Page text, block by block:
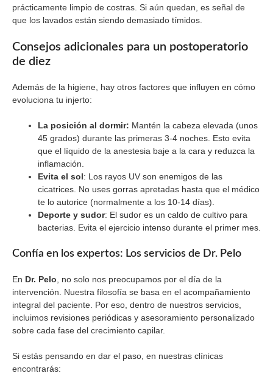
prácticamente limpio de costras. Si aún quedan, es señal de
que los lavados están siendo demasiado tímidos.
Consejos adicionales para un postoperatorio
de diez
Además de la higiene, hay otros factores que influyen en cómo
evoluciona tu injerto:
La posición al dormir: Mantén la cabeza elevada (unos
45 grados) durante las primeras 3-4 noches. Esto evita
que el líquido de la anestesia baje a la cara y reduzca la
inflamación.
Evita el sol: Los rayos UV son enemigos de las
cicatrices. No uses gorras apretadas hasta que el médico
te lo autorice (normalmente a los 10-14 días).
Deporte y sudor: El sudor es un caldo de cultivo para
bacterias. Evita el ejercicio intenso durante el primer mes.
Confía en los expertos: Los servicios de Dr. Pelo
En Dr. Pelo , no solo nos preocupamos por el día de la
intervención. Nuestra filosofía se basa en el acompañamiento
integral del paciente. Por eso, dentro de nuestros servicios,
incluimos revisiones periódicas y asesoramiento personalizado
sobre cada fase del crecimiento capilar.
Si estás pensando en dar el paso, en nuestras clínicas
encontrarás: